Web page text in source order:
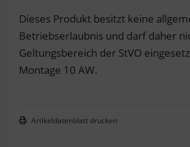
Dieses Produkt besitzt keine
Betriebserlaubnis und darf daher
Geltungsbereich der StVO
Montage 10 AW.
Artikeldatenblatt drucken